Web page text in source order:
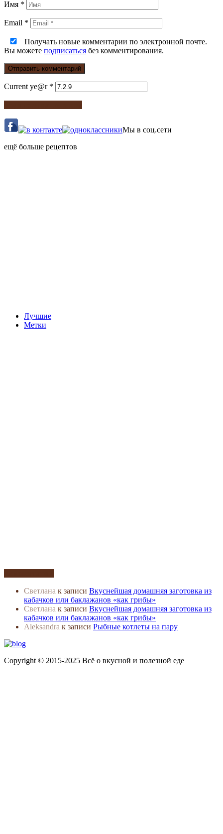
Имя *
Email *
Получать новые комментарии по электронной почте.
Вы можете подписаться без комментирования.
Current ye@r *
Мы в соц.сети
ещё больше рецептов
Лучшие
Метки
Светлана к записи Вкуснейшая домашняя заготовка из
кабачков или баклажанов «как грибы»
Светлана к записи Вкуснейшая домашняя заготовка из
кабачков или баклажанов «как грибы»
Aleksandra к записи Рыбные котлеты на пару
Copyright © 2015-2025 Всё о вкусной и полезной еде